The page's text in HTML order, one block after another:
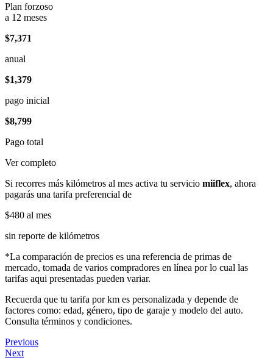
Plan forzoso
a 12 meses
$7,371
anual
$1,379
pago inicial
$8,799
Pago total
Ver completo
Si recorres más kilómetros al mes activa tu servicio miiflex, ahora
pagarás una tarifa preferencial de
$480 al mes
sin reporte de kilómetros
*La comparación de precios es una referencia de primas de
mercado, tomada de varios compradores en línea por lo cual las
tarifas aqui presentadas pueden variar.
Recuerda que tu tarifa por km es personalizada y depende de
factores como: edad, género, tipo de garaje y modelo del auto.
Consulta términos y condiciones.
Previous
Next